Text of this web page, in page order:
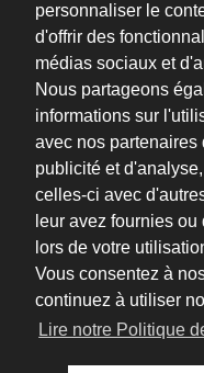
personnaliser le
d'offrir des
médias sociaux et
Nous partageons
informations sur
avec nos
publicité et
celles-ci avec
leur avez fournies
lors de votre
Vous consentez à
continuez à utiliser
Lire notre Politique
Adresse :
ZA BOISSIERE -
(Montpellier, 34)
Téléphone :
04 67 70 61 22
Email :
oriflam@oriflam.com
Du Lundi au Jeudi de